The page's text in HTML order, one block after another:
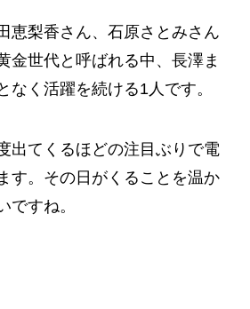
恵梨香さん、石原さとみさん
金世代と呼ばれる中、長澤ま
なく活躍を続ける1人です。
出てくるほどの注目ぶりで電
す。その日がくることを温か
ですね。